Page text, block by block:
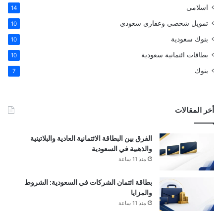
اسلامى 14
تمويل شخصي وعقاري سعودي 10
بنوك سعودية 10
بطاقات ائتمانية سعودية 10
بنوك 7
أخر المقالات
الفرق بين البطاقة الائتمانية العادية والبلاتينية
والذهبية في السعودية
منذ 11 ساعة
بطاقة ائتمان الشركات في السعودية: الشروط
والمزايا
منذ 11 ساعة